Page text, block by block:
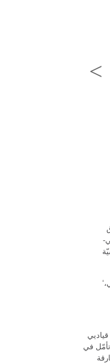
تأمّل في